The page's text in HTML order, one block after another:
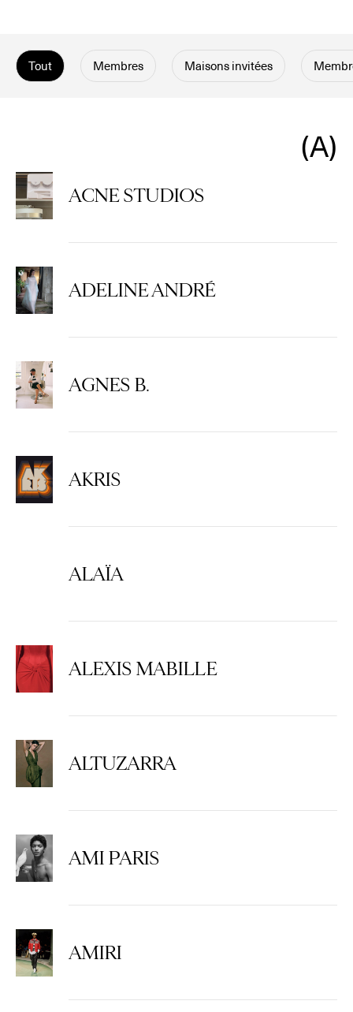
Tout Membres Maisons invitées
A
ACNE STUDIOS
ADELINE ANDRÉ
AGNES B.
AKRIS
ALAÏA
ALEXIS MABILLE
ALTUZARRA
AMI PARIS
AMIRI